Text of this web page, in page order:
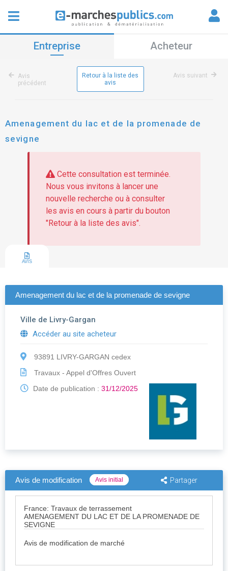
Entreprise Acheteur
Avis
précédent
Retour à la liste des
avis
Avis suivant
Amenagement du lac et de la promenade de
sevigne
Cette consultation est terminée.
Nous vous invitons à lancer une
nouvelle recherche ou à consulter
les avis en cours à partir du bouton
"Retour à la liste des avis".
AVIS
Amenagement du lac et de la promenade de sevigne
Ville de Livry-Gargan
Accéder au site acheteur
93891 LIVRY-GARGAN cedex
Travaux - Appel d'Offres Ouvert
Date de publication : 31/12/2025
Avis de modification Avis initial Partager
France: Travaux de terrassement
AMENAGEMENT DU LAC ET DE LA PROMENADE DE
SEVIGNE
Avis de modification de marché